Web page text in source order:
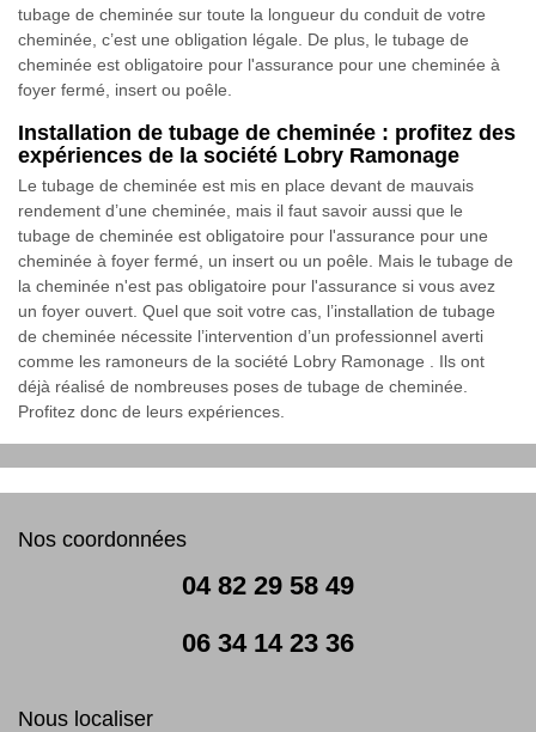
tubage de cheminée sur toute la longueur du conduit de votre
cheminée, c’est une obligation légale. De plus, le tubage de
cheminée est obligatoire pour l'assurance pour une cheminée à
foyer fermé, insert ou poêle.
Installation de tubage de cheminée : profitez des
expériences de la société Lobry Ramonage
Le tubage de cheminée est mis en place devant de mauvais
rendement d’une cheminée, mais il faut savoir aussi que le
tubage de cheminée est obligatoire pour l'assurance pour une
cheminée à foyer fermé, un insert ou un poêle. Mais le tubage de
la cheminée n'est pas obligatoire pour l'assurance si vous avez
un foyer ouvert. Quel que soit votre cas, l’installation de tubage
de cheminée nécessite l’intervention d’un professionnel averti
comme les ramoneurs de la société Lobry Ramonage . Ils ont
déjà réalisé de nombreuses poses de tubage de cheminée.
Profitez donc de leurs expériences.
Nos coordonnées
04 82 29 58 49
06 34 14 23 36
Nous localiser